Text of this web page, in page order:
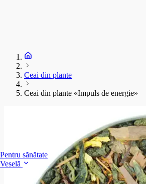
Pentru sănătate
Veselă
Ceai din plante
Ceai din plante «Impuls de energie»